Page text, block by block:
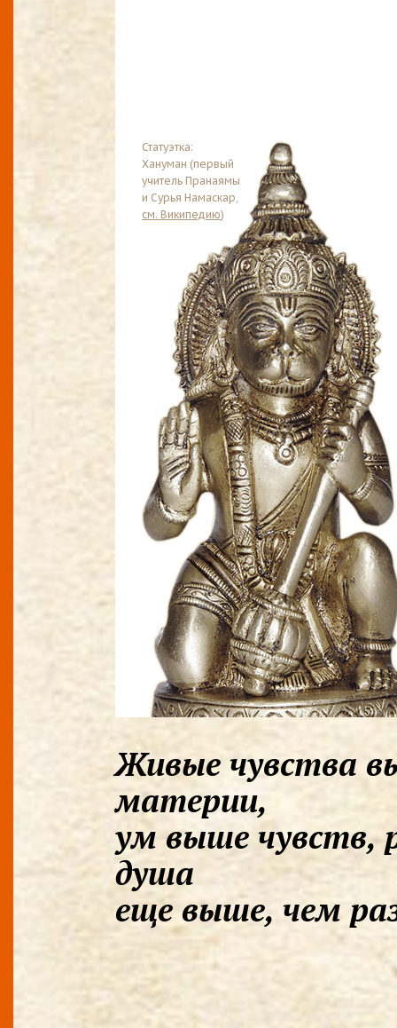
Статуэтка:
Хануман (первый
учитель Пранаямы
и Сурья Намаскар,
см. Википедию)
Живые чувства
материи,
ум выше чувств,
душа
еще выше, чем